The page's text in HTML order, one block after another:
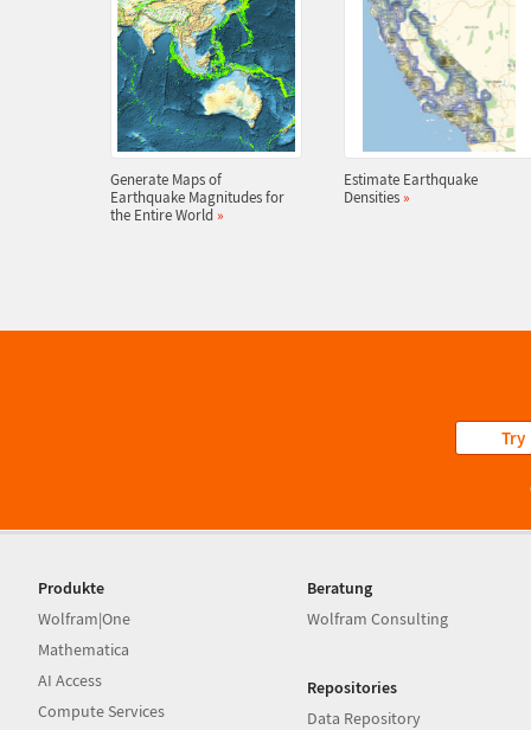
Generate Maps of
Earthquake Magnitudes for
the Entire World »
Estimate Earthquake
Densities »
Try
Produkte
Wolfram|One
Mathematica
AI Access
Compute Services
Beratung
Wolfram Consulting
Repositories
Data Repository